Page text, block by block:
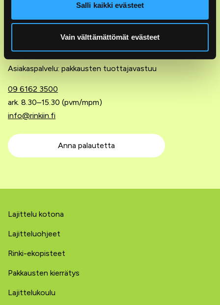
Salli kaikki evästeet
Vain välttämättömät evästeet
0800 133 888
Asiakaspalvelu: pakkausten tuottajavastuu
09 6162 3500
ark. 8.30–15.30 (pvm/mpm)
info@rinkiin.fi
Anna palautetta
Lajittelu kotona
Lajitteluohjeet
Rinki-ekopisteet
Pakkausten kierrätys
Lajittelukoulu